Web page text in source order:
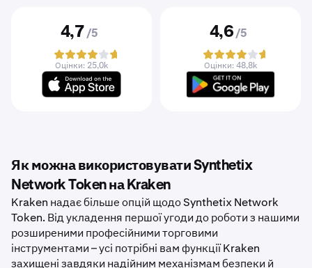
4,7 /5
Оцінки: 25,0k
4,6 /5
Оцінки: 48,8k
Як можна використовувати Synthetix
Network Token на Kraken
Kraken надає більше опцій щодо Synthetix Network
Token. Від укладення першої угоди до роботи з нашими
розширеними професійними торговими
інструментами – усі потрібні вам функції Kraken
захищені завдяки надійним механізмам безпеки й